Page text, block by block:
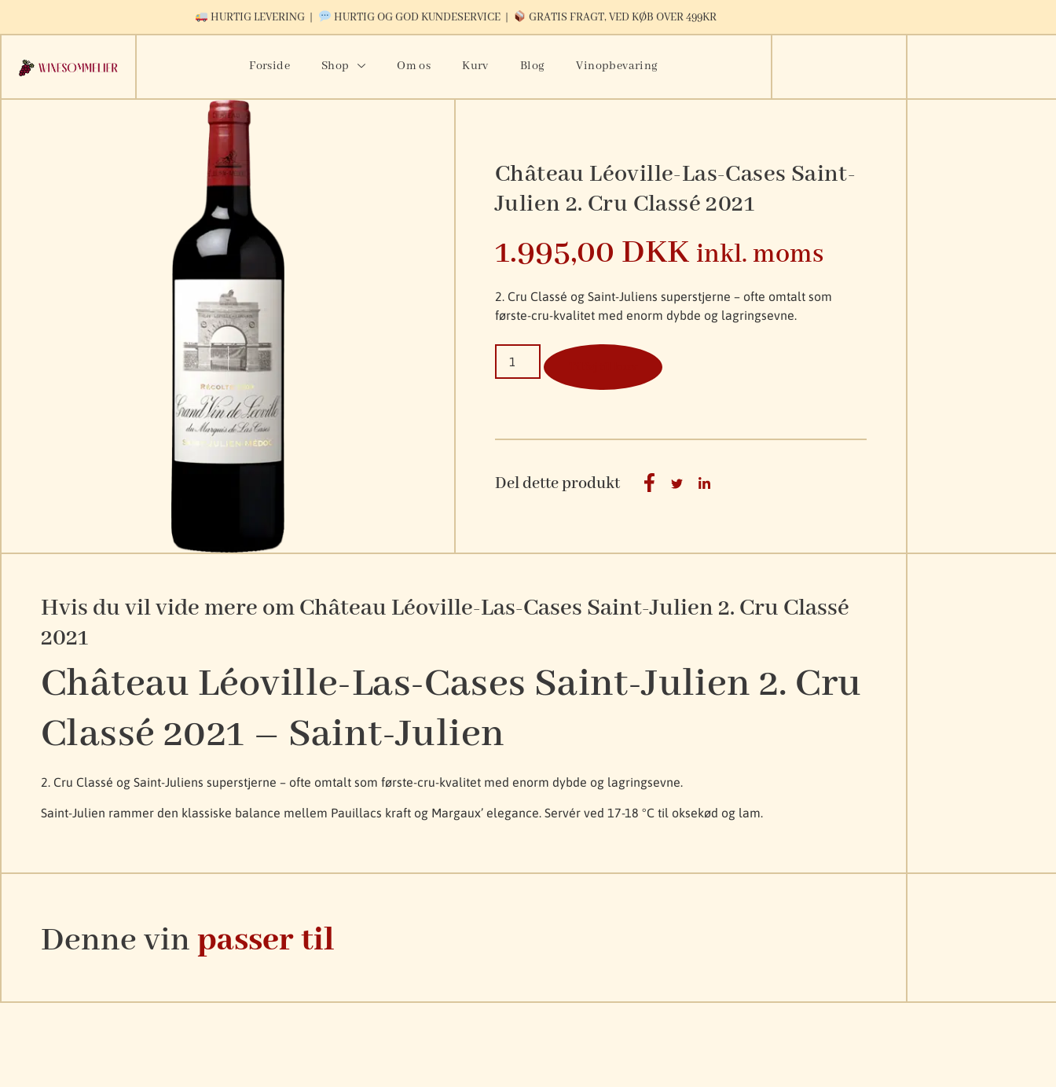
HURTIG LEVERING | HURTIG OG GOD KUNDESERVICE | GRATIS FRAGT, VED KØB OVER 499KR
Forside Shop Om os Kurv Blog Vinopbevaring
Château Léoville-Las-Cases Saint-
Julien 2. Cru Classé 2021
1.995,00 DKK inkl. moms
2. Cru Classé og Saint-Juliens superstjerne – ofte omtalt som
første-cru-kvalitet med enorm dybde og lagringsevne.
Del dette produkt
Hvis du vil vide mere om Château Léoville-Las-Cases Saint-Julien 2. Cru Classé
2021
Château Léoville-Las-Cases Saint-Julien 2. Cru
Classé 2021 – Saint-Julien
2. Cru Classé og Saint-Juliens superstjerne – ofte omtalt som første-cru-kvalitet med enorm dybde og lagringsevne.
Saint-Julien rammer den klassiske balance mellem Pauillacs kraft og Margaux’ elegance. Servér ved 17-18 °C til oksekød og lam.
Denne vinpasser til